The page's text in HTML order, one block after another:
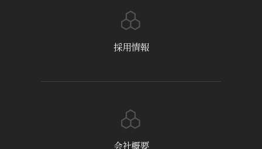
採用情報
会社概要